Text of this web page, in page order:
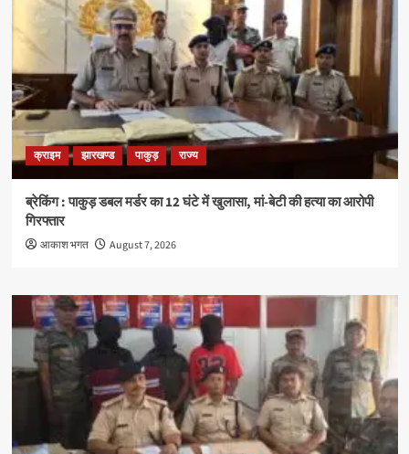
क्राइम झारखण्ड पाकुड़ राज्य
ब्रेकिंग : पाकुड़ डबल मर्डर का 12 घंटे में खुलासा, मां-बेटी की हत्या का आरोपी
गिरफ्तार
आकाश भगत August 7, 2026